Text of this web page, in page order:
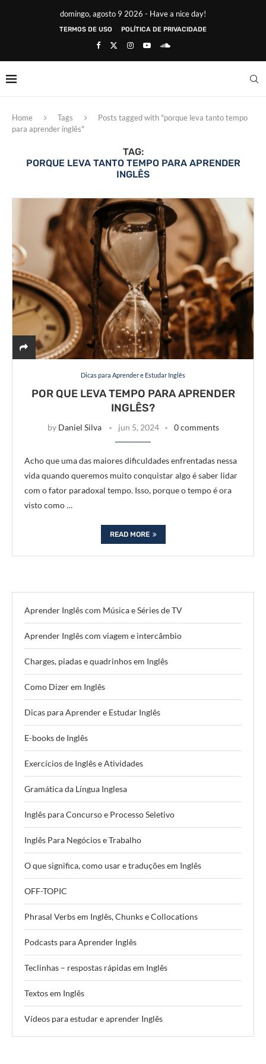
domingo, agosto 9 2026 - Have a nice day!
TERMOS DE USO POLÍTICA DE PRIVACIDADE
Home Tags
Posts tagged with "porque leva tanto tempo
para aprender inglês"
TAG:
PORQUE LEVA TANTO TEMPO PARA APRENDER
INGLÊS
Dicas para Aprender e Estudar Inglês
POR QUE LEVA TEMPO PARA APRENDER
INGLÊS?
by Daniel Silva jun 5, 2024 0 comments
Acho que uma das maiores dificuldades enfrentadas nessa
vida quando queremos muito conquistar algo é saber lidar
com o fator paradoxal tempo. Isso, porque o tempo é ora
visto como …
READ MORE
Aprender Inglês com Música e Séries de TV
Aprender Inglês com viagem e intercâmbio
Charges, piadas e quadrinhos em Inglês
Como Dizer em Inglês
Dicas para Aprender e Estudar Inglês
E-books de Inglês
Exercícios de Inglês e Atividades
Gramática da Língua Inglesa
Inglês para Concurso e Processo Seletivo
Inglês Para Negócios e Trabalho
O que significa, como usar e traduções em Inglês
OFF-TOPIC
Phrasal Verbs em Inglês, Chunks e Collocations
Podcasts para Aprender Inglês
Teclinhas – respostas rápidas em Inglês
Textos em Inglês
Vídeos para estudar e aprender Inglês